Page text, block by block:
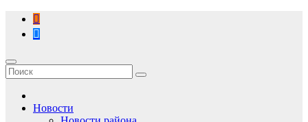
Перейти
содержимому
Новости